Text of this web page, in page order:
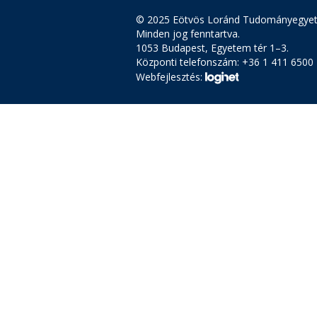
© 2025 Eötvös Loránd
Minden jog fenntartva.
1053 Budapest, Egyetem tér 1–3.
Központi telefonszám: +36 1 411 6500
Webfejlesztés: